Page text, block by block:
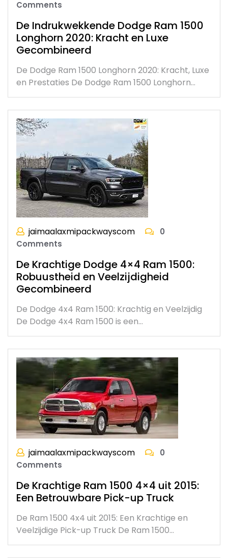
Comments
De Indrukwekkende Dodge Ram 1500
Longhorn 2020: Kracht en Luxe
Gecombineerd
De Dodge Ram 1500 Longhorn 2020: Kracht, Luxe
en Prestaties De Dodge Ram 1500 Longhorn…
jaimaalaxmipackwayscom
0
Comments
De Krachtige Dodge 4×4 Ram 1500:
Robuustheid en Veelzijdigheid
Gecombineerd
De Dodge 4x4 Ram 1500: Krachtig en Veelzijdig
De Dodge 4x4 Ram 1500 is een…
jaimaalaxmipackwayscom
0
Comments
De Krachtige Ram 1500 4×4 uit 2015:
Een Betrouwbare Pick-up Truck
De Ram 1500 4x4 uit 2015: Een Krachtige en
Veelzijdige Pick-up Truck De Ram 1500…